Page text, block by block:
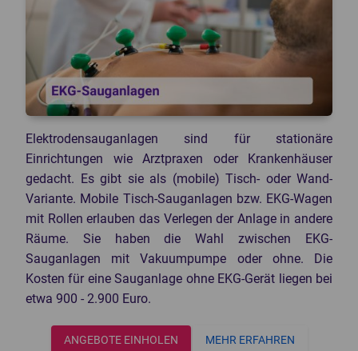
Mobile Röntgengeräte
Röntgendetektoren
Speicherfolienscanner
Veterinär Röntgengeräte
CT-Geräte
Patientenmonitore
POCT-Geräte
Endoskope
3D-Drucker Dental
Elektrodensauganlagen sind für stationäre
Einrichtungen wie Arztpraxen oder Krankenhäuser
gedacht. Es gibt sie als (mobile) Tisch- oder Wand-
Variante. Mobile Tisch-Sauganlagen bzw. EKG-Wagen
mit Rollen erlauben das Verlegen der Anlage in andere
Räume. Sie haben die Wahl zwischen EKG-
Sauganlagen mit Vakuumpumpe oder ohne. Die
Kosten für eine Sauganlage ohne EKG-Gerät liegen bei
etwa 900 - 2.900 Euro.
ANGEBOTE EINHOLEN MEHR ERFAHREN